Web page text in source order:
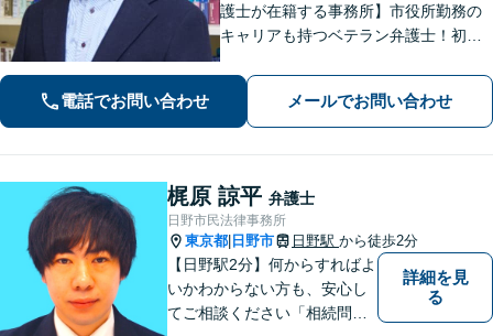
護士が在籍する事務所】市役所勤務の
キャリアも持つベテラン弁護士！初回
をレジュメにしてご提供します。離婚
問題、不動産・住まい、借金、労働雇
用、企業法務など
電話でお問い合わせ メールでお問い合わせ
梶原 諒平 弁護士
日野市民法律事務所
東京都 日野市 日野駅 から徒歩2分
【日野駅2分】何からすればよ
いかわからない方も、安心し
てご相談ください「相続問
詳細を見
る